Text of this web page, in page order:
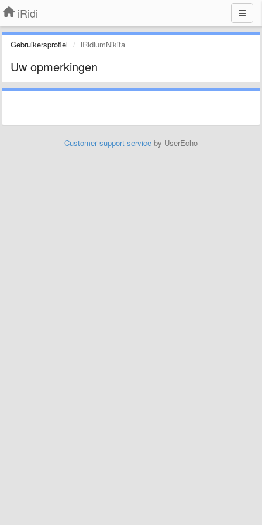
iRidi
Gebruikersprofiel iRidiumNikita
Uw opmerkingen
Customer support service by UserEcho